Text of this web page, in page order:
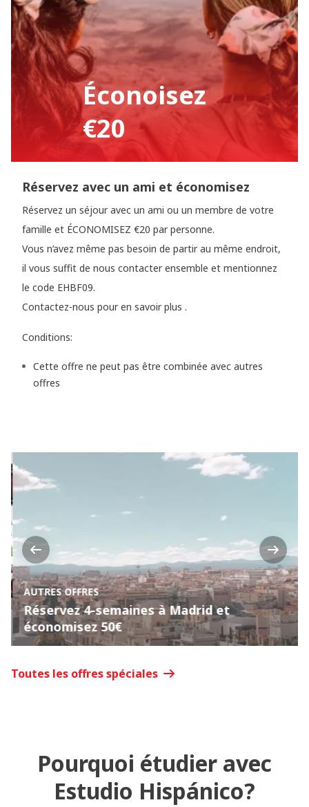
Éconoisez
€20
Réservez avec un ami et économisez
Réservez un séjour avec un ami ou un membre de votre
famille et ÉCONOMISEZ €20 par personne.
Vous n’avez même pas besoin de partir au même endroit,
il vous suffit de nous contacter ensemble et mentionnez
le code EHBF09.
Contactez-nous pour en savoir plus .
Conditions:
Cette offre ne peut pas être combinée avec autres
offres
AUTRES OFFRES
Réservez 4-semaines à Madrid et
économisez 50€
Toutes les offres spéciales
Pourquoi étudier avec
Estudio Hispánico?